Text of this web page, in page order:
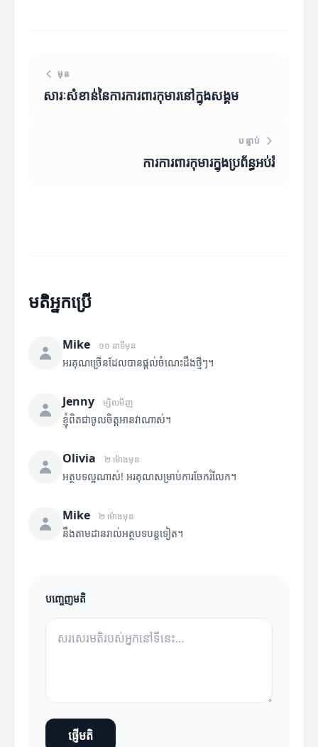
មុន
សារៈសំខាន់នៃការការពារកុមារ​នៅក្នុងសង្គម
បន្ទាប់
ការការពារកុមារ​ក្នុង​ប្រព័ន្ធ​អប់រំ
មតិអ្នកប្រើ
Mike ១០ នាទីមុន
អរគុណច្រើនដែលបានផ្តល់ចំណេះដឹងថ្មីៗ។
Jenny ម្សិលមិញ
ខ្ញុំពិតជាចូលចិត្តអានវាណាស់។
Olivia ២ ម៉ោងមុន
អត្ថបទល្អណាស់! អរគុណសម្រាប់ការចែករំលែក។
Mike ២ ម៉ោងមុន
នឹងតាមដានរាល់អត្ថបទបន្តទៀត។
បញ្ចេញមតិ
ផ្ញើមតិ